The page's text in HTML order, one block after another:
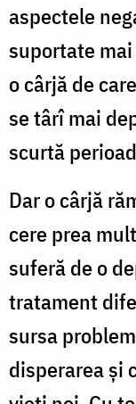
aspectele
suportate
o cârjă de
se târî mai
scurtă
Dar o cârjă
cere prea
suferă de o
tratament
sursa
disperarea și